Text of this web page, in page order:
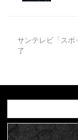
サンテレビ「スポ
了